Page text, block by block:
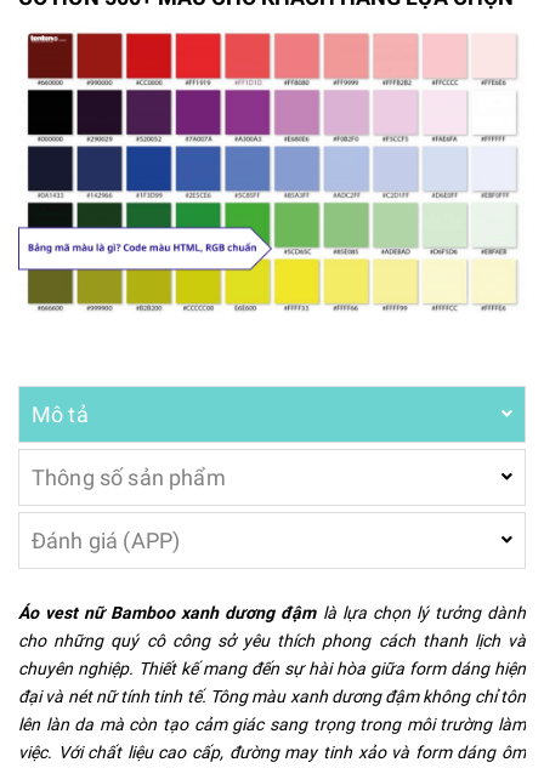
Mô tả
Thông số sản phẩm
Đánh giá (APP)
Áo vest nữ Bamboo xanh dương đậm là lựa chọn lý tưởng dành
cho những quý cô công sở yêu thích phong cách thanh lịch và
chuyên nghiệp. Thiết kế mang đến sự hài hòa giữa form dáng hiện
đại và nét nữ tính tinh tế. Tông màu xanh dương đậm không chỉ tôn
lên làn da mà còn tạo cảm giác sang trọng trong môi trường làm
việc. Với chất liệu cao cấp, đường may tinh xảo và form dáng ôm